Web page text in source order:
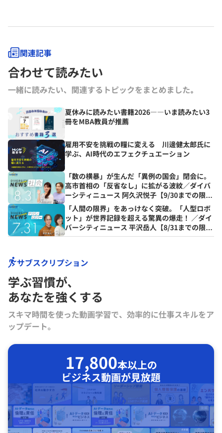
関連記事
合わせて読みたい
一緒に読みたい、関連するトピックをまとめました｡
夏休みに読みたい書籍2026――いま読みたい3
冊をMBA教員が推薦
雇用不安を挑戦の糧に変える 川邊健太郎氏に
学ぶ、AI時代のエフェクチュエーション
「数の横暴」が生んだ「異例の国会」閉会に。
高市首相の「反省なし」に拡がる波紋／ダイバ
ーシティニュース 阿久沢悦子【9/30までの限定
公開】
「人間の限界」をあっけなく突破。「人型ロボ
ット」が世界記録を超える驚異の爆走！ ／ダイ
バーシティニュース 平沢岳人【8/31までの限定
公開】
サブスクリプション
学ぶ習慣が､
あなたを強くする
スキマ時間を使った動画学習で、効率的に仕事スキルをア
ップデート。
17,800本以上の
ビジネス動画が見放題